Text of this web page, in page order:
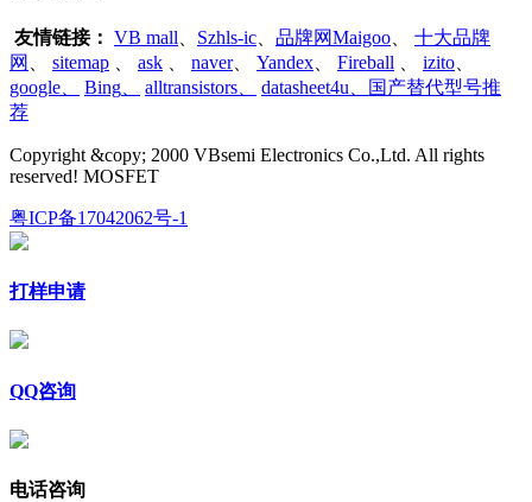
友情链接： VB mall Szhls-ic 品牌网Maigoo
十大品牌
网
sitemap ask naver、 Yandex Fireball izito
google
Bing alltransistors
datasheet4u、国产替代型号推
荐
Copyright &copy; 2000 VBsemi Electronics Co.,Ltd. All rights
reserved! MOSFET
粤ICP备17042062号-1
打样申请
QQ咨询
电话咨询